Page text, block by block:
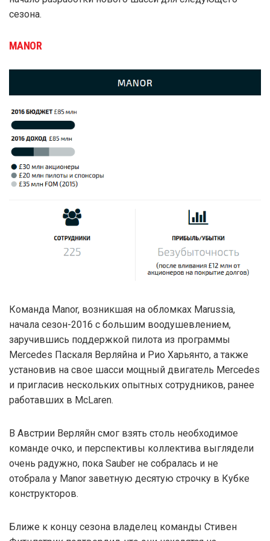
сезона.
MANOR
Команда Manor, возникшая на обломках Marussia,
начала сезон-2016 с большим воодушевлением,
заручившись поддержкой пилота из программы
Mercedes Паскаля Верляйна и Рио Харьянто, а также
установив на свое шасси мощный двигатель Mercedes
и пригласив нескольких опытных сотрудников, ранее
работавших в McLaren.
В Австрии Верляйн смог взять столь необходимое
команде очко, и перспективы коллектива выглядели
очень радужно, пока Sauber не собралась и не
отобрала у Manor заветную десятую строчку в Кубке
конструкторов.
Ближе к концу сезона владелец команды Стивен